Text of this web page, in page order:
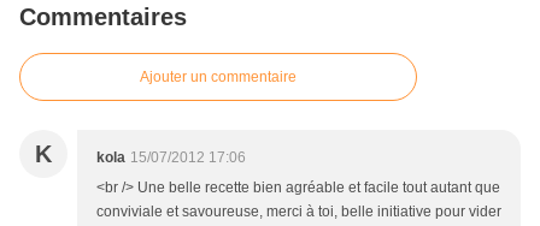
Commentaires
Ajouter un commentaire
K kola 15/07/2012 17:06
<br /> Une belle recette bien agréable et facile tout autant que
conviviale et savoureuse, merci à toi, belle initiative pour vider